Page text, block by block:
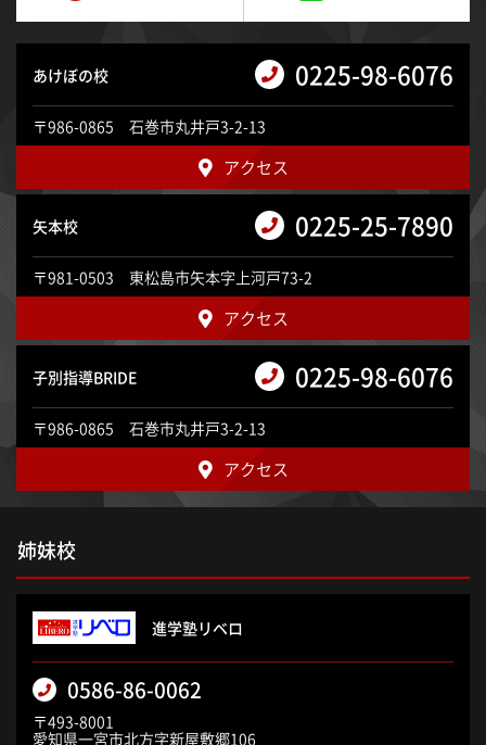
あけぼの校 0225-98-6076
〒986-0865 石巻市丸井戸3-2-13
アクセス
矢本校 0225-25-7890
〒981-0503 東松島市矢本字上河戸73-2
アクセス
子別指導BRIDE 0225-98-6076
〒986-0865 石巻市丸井戸3-2-13
アクセス
姉妹校
進学塾リベロ
0586-86-0062
〒493-8001
愛知県一宮市北方字新屋敷郷106